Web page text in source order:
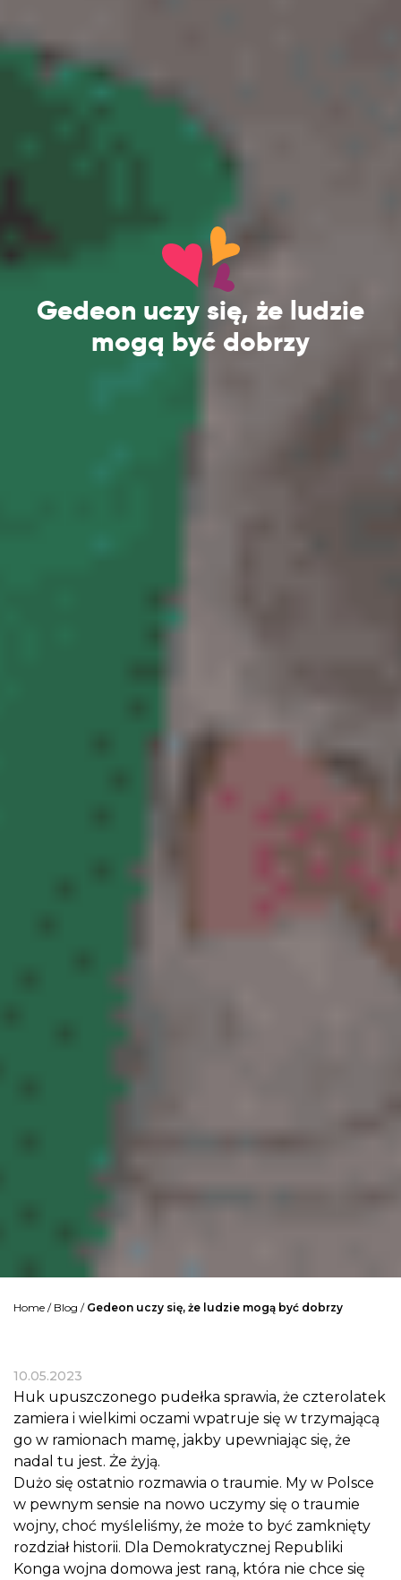
Gedeon uczy się, że ludzie
mogą być dobrzy
Home / Blog / Gedeon uczy się, że ludzie mogą być dobrzy
10.05.2023
Huk upuszczonego pudełka sprawia, że czterolatek
zamiera i wielkimi oczami wpatruje się w trzymającą
go w ramionach mamę, jakby upewniając się, że
nadal tu jest. Że żyją.
Dużo się ostatnio rozmawia o traumie. My w Polsce
w pewnym sensie na nowo uczymy się o traumie
wojny, choć myśleliśmy, że może to być zamknięty
rozdział historii. Dla Demokratycznej Republiki
Konga wojna domowa jest raną, która nie chce się